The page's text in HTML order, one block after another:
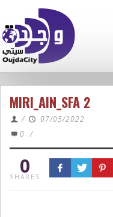
MIRI_AIN_SFA 2
/
07/05/2022
0 /
0
SHARES